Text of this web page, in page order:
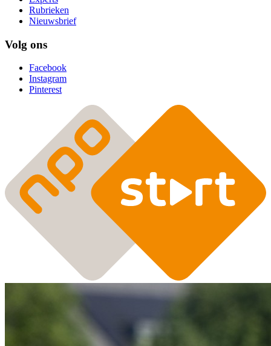
Rubrieken
Nieuwsbrief
Volg ons
Facebook
Instagram
Pinterest